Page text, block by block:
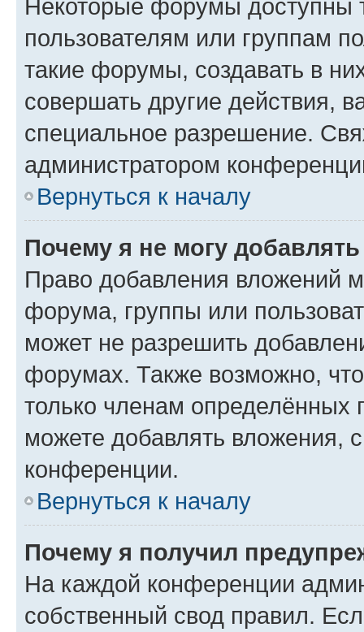
Некоторые форумы доступны
пользователям или группам
такие форумы, создавать в
совершать другие действия,
специальное разрешение.
администратором
Вернуться к началу
Почему я не могу
Право добавления вложений
форума, группы или
может не разрешить
форумах. Также возможно,
только членам определённых
можете добавлять вложения,
конференции.
Вернуться к началу
Почему я получил
На каждой конференции
собственный свод правил.